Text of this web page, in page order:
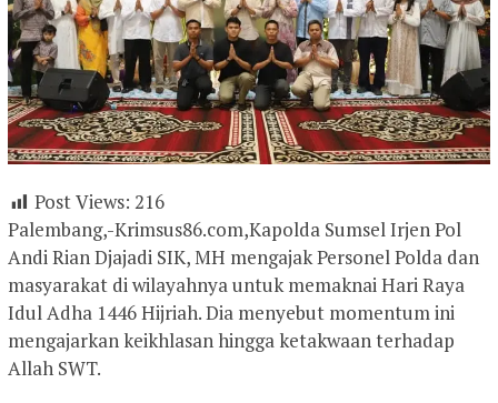
Post Views: 216
Palembang,-Krimsus86.com,Kapolda Sumsel Irjen Pol
Andi Rian Djajadi SIK, MH mengajak Personel Polda dan
masyarakat di wilayahnya untuk memaknai Hari Raya
Idul Adha 1446 Hijriah. Dia menyebut momentum ini
mengajarkan keikhlasan hingga ketakwaan terhadap
Allah SWT.